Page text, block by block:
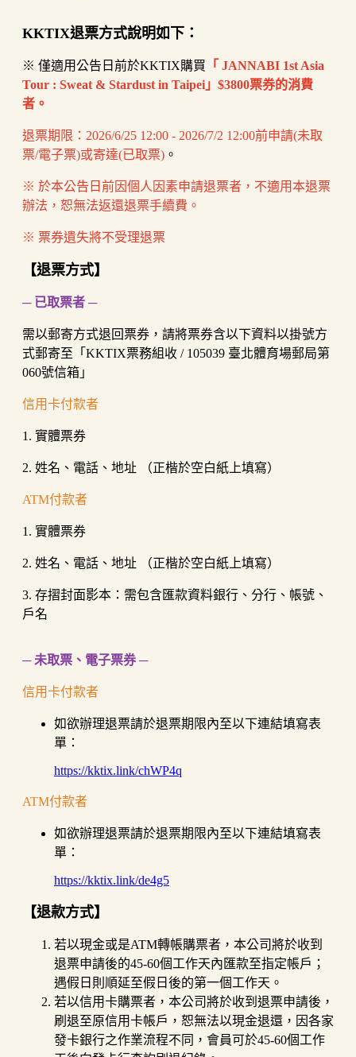
KKTIX退票方式說明如下：
※ 僅適用公告日前於KKTIX購買 「 JANNABI 1st Asia
Tour : Sweat & Stardust in Taipei」$3800票券的消費
者。
退票期限：2026/6/25 12:00 - 2026/7/2 12:00前申請(未取
票/電子票)或寄達(已取票) 。
※ 於本公告日前因個人因素申請退票者，不適用本退票
辦法，恕無法返還退票手續費。
※ 票券遺失將不受理退票
【退票方式】
─ 已取票者 ─
需以郵寄方式退回票券，請將票券含以下資料以掛號方
式郵寄至「KKTIX票務組收 / 105039 臺北體育場郵局第
060號信箱」
信用卡付款者
1. 實體票券
2. 姓名、電話、地址 （正楷於空白紙上填寫）
ATM付款者
1. 實體票券
2. 姓名、電話、地址 （正楷於空白紙上填寫）
3. 存摺封面影本：需包含匯款資料銀行、分行、帳號、
戶名
─ 未取票、電子票券 ─
信用卡付款者
如欲辦理退票請於退票期限內至以下連結填寫表
單：
https://kktix.link/chWP4q
ATM付款者
如欲辦理退票請於退票期限內至以下連結填寫表
單：
https://kktix.link/de4g5
【退款方式】
若以現金或是ATM轉帳購票者，本公司將於收到
退票申請後的45-60個工作天內匯款至指定帳戶；
遇假日則順延至假日後的第一個工作天。
若以信用卡購票者，本公司將於收到退票申請後，
刷退至原信用卡帳戶，恕無法以現金退還，因各家
發卡銀行之作業流程不同，會員可於45-60個工作